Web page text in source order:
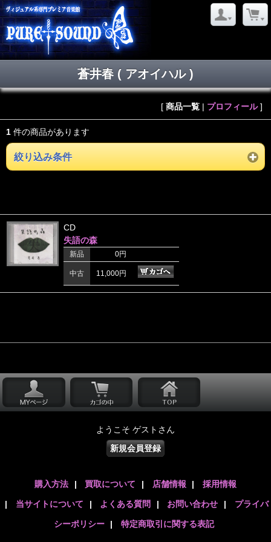
蒼井春 ( アオイハル )
[ 商品一覧 | プロフィール]
1 件の商品があります
絞り込み条件
CD
失語の森
新品 0円
中古 11,000円
ようこそ ゲストさん
新規会員登録
購入方法 | 買取について | 店舗情報 | 採用情報
| 当サイトについて | よくある質問 | お問い合わせ | プライバ
シーポリシー | 特定商取引に関する表記